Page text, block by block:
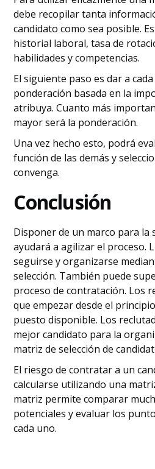
debe recopilar tanta
candidato como sea posible.
historial laboral, tasa de
habilidades y competencias.
El siguiente paso es dar a
ponderación basada en la
atribuya. Cuanto más
mayor será la ponderación.
Una vez hecho esto, podrá
función de las demás y
convenga.
Conclusión
Disponer de un marco para la
ayudará a agilizar el proceso.
seguirse y organizarse
selección. También puede
proceso de contratación. Los
que empezar desde el
puesto disponible. Los
mejor candidato para la
matriz de selección de
El riesgo de contratar a un
calcularse utilizando una
matriz permite comparar
potenciales y evaluar los
cada uno.